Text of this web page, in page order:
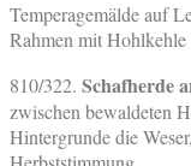
Temperagemälde auf
Rahmen mit
810/322. Schafherde
zwischen bewaldeten
Hintergrunde die